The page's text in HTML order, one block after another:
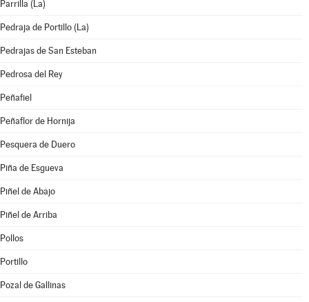
Parrilla (La)
Pedraja de Portillo (La)
Pedrajas de San Esteban
Pedrosa del Rey
Peñafiel
Peñaflor de Hornija
Pesquera de Duero
Piña de Esgueva
Piñel de Abajo
Piñel de Arriba
Pollos
Portillo
Pozal de Gallinas